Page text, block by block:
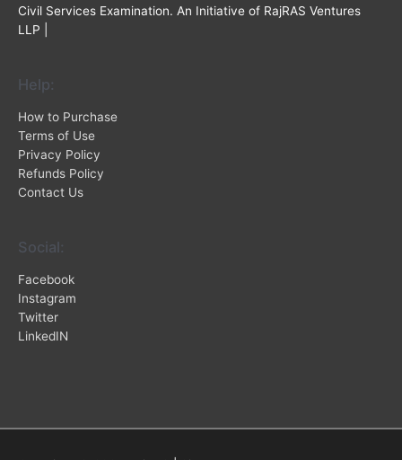
Civil Services Examination. An Initiative of RajRAS Ventures
LLP |
Help:
How to Purchase
Terms of Use
Privacy Policy
Refunds Policy
Contact Us
Social:
Facebook
Instagram
Twitter
LinkedIN